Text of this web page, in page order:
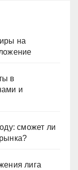
на
в
и
сможет ли
лига